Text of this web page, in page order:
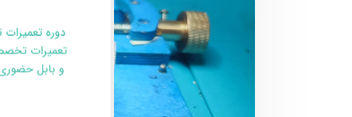
دوره
تعمیرات
و بابل